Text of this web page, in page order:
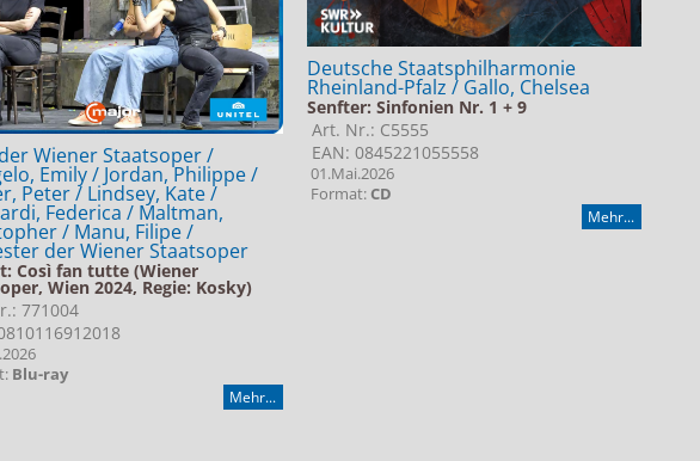
Wiener Staatsoper /
Emily / Jordan, Philippe /
Peter / Lindsey, Kate /
Federica / Maltman,
/ Manu, Filipe /
der Wiener Staatsoper
Così fan tutte (Wiener
Wien 2024, Regie: Kosky)
771004
Blu-ray
Mehr...
Deutsche Staatsphilharmonie
Rheinland-Pfalz / Gallo, Chelsea
Senfter: Sinfonien Nr. 1 + 9
Art. Nr.: C5555
EAN: 0845221055558
01.Mai.2026
Format:CD
Mehr...